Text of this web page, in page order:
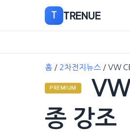
T TRENUE
홈 / 2차전지뉴스 / VW
PREMIUM
종 강조